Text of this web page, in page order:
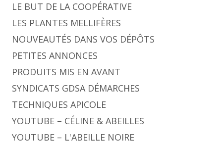
LE BUT DE LA COOPÉRATIVE
LES PLANTES MELLIFÈRES
NOUVEAUTÉS DANS VOS DÉPÔTS
PETITES ANNONCES
PRODUITS MIS EN AVANT
SYNDICATS GDSA DÉMARCHES
TECHNIQUES APICOLE
YOUTUBE – CÉLINE & ABEILLES
YOUTUBE – L'ABEILLE NOIRE